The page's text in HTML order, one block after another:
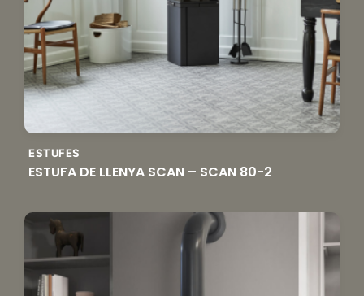
ESTUFES
ESTUFA DE LLENYA SCAN – SCAN 80-2